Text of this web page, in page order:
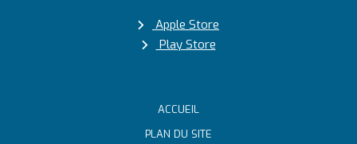
Apple Store
Play Store
ACCUEIL
PLAN DU SITE